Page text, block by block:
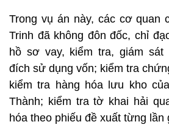
Trong vụ án này, các cơ quan
Trinh đã không đôn đốc, chỉ
hồ sơ vay, kiểm tra, giám sát
đích sử dụng vốn; kiểm tra
kiểm tra hàng hóa lưu kho
Thành; kiểm tra tờ khai hải
hóa theo phiếu đề xuất từng lần